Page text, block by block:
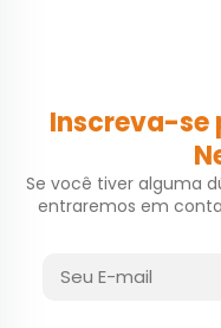
Inscreva-se
Se você tiver alguma
entraremos em